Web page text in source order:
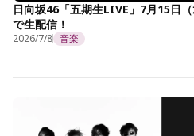
日向坂46「五期生LIVE」7月15日
で生配信！
2026/7/8 音楽